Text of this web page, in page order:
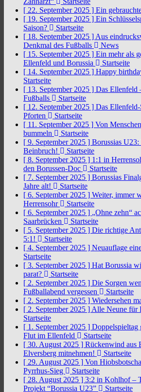
[ 22. September 2025 ] Ein
[ 19. September 2025 ] Ein
Saison?
Startseite
[ 18. September 2025 ] Aus
Denkmal des Fußballs
News
[ 15. September 2025 ] Ein mehr als
Ellenfeld und Borussia
Startseite
[ 14. September 2025 ] Happy
Startseite
[ 13. September 2025 ] Das Ellenfeld
Fußballs
Startseite
[ 12. September 2025 ] Das
Pforten
Startseite
[ 11. September 2025 ] Von
bummeln
Startseite
[ 9. September 2025 ] Borussias
Beinbruch!
Startseite
[ 8. September 2025 ] 1:1 in
den Borussen-Doc
Startseite
[ 7. September 2025 ] Borussias
Jahre alt!
Startseite
[ 6. September 2025 ] Weiter, immer
Herrensohr
Startseite
[ 6. September 2025 ] „Ohne zehn“
Saarbrücken
Startseite
[ 5. September 2025 ] Die richtige
5:1!
Startseite
[ 4. September 2025 ] Neuauflage
Startseite
[ 3. September 2025 ] Hat Borussia
parat?
Startseite
[ 2. September 2025 ] Die Sorgen
Fußballabend vergessen
Startseite
[ 2. September 2025 ] Wiedersehen
[ 2. September 2025 ] Alle Neune für
Startseite
[ 1. September 2025 ] Doppelspieltag
Flut im Ellenfeld
Startseite
[ 30. August 2025 ] Rückenwind aus
Elversberg mitnehmen!
Startseite
[ 29. August 2025 ] Von
Pyrrhus-Sieg
Startseite
[ 28. August 2025 ] 3:2 in Kohlhof –
Projekt “Borussia U23”
Startseite